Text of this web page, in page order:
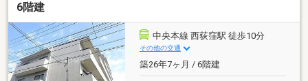
6階建
中央本線 西荻窪駅 徒歩10分
その他の交通
築26年7ヶ月 / 6階建